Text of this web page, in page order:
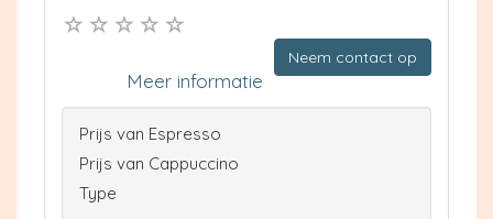
Neem contact op
Meer informatie
Prijs van Espresso
Prijs van Cappuccino
Type